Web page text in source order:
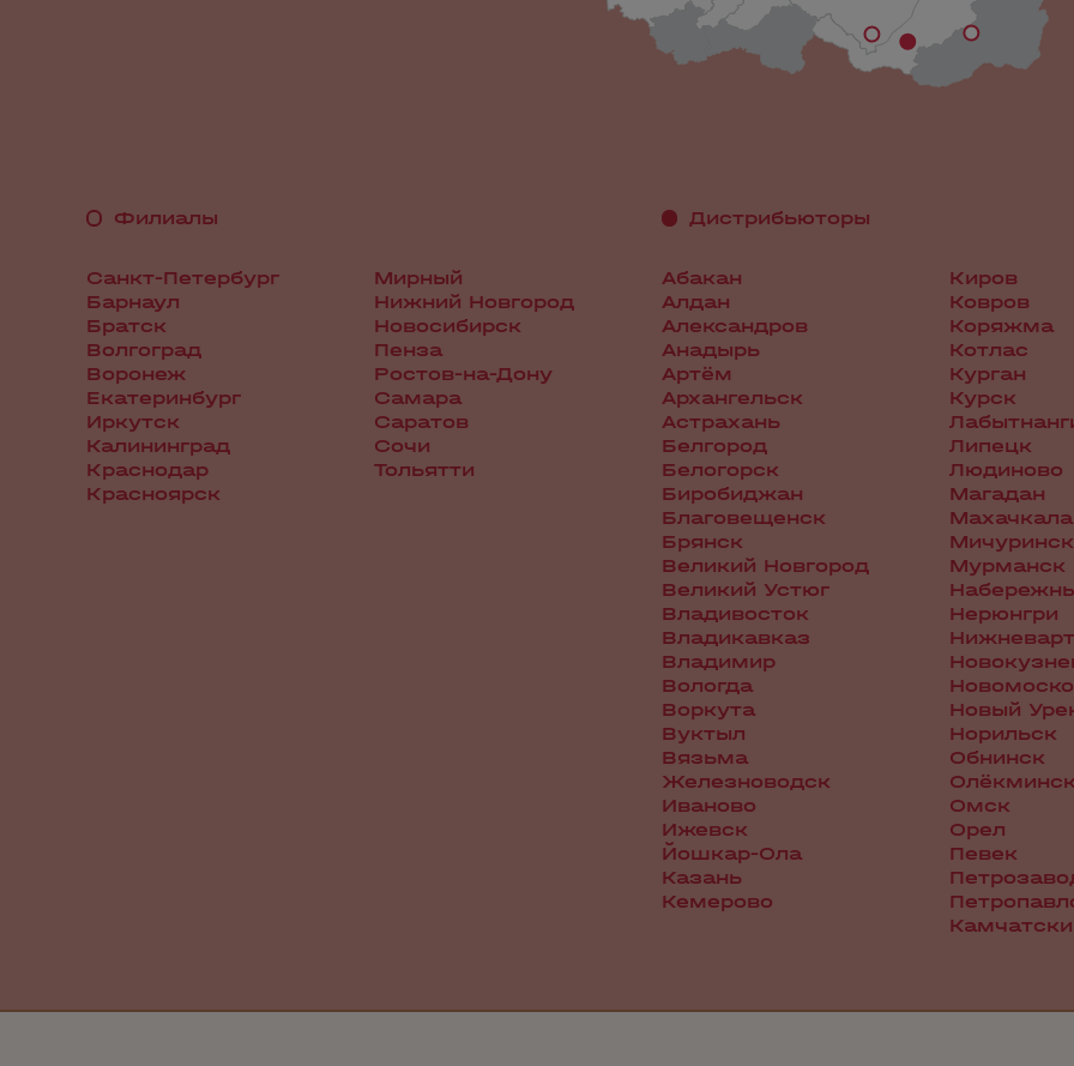
Филиалы
Санкт-Петербург
Барнаул
Братск
Волгоград
Воронеж
Екатеринбург
Иркутск
Калининград
Краснодар
Красноярск
Мирный
Нижний Новгород
Новосибирск
Пенза
Ростов-на-Дону
Самара
Саратов
Сочи
Тольятти
Дистрибьюторы
Абакан
Алдан
Александров
Анадырь
Артём
Архангельск
Астрахань
Белгород
Белогорск
Биробиджан
Благовещенск
Брянск
Великий Новгород
Великий Устюг
Владивосток
Владикавказ
Владимир
Вологда
Воркута
Вуктыл
Вязьма
Железноводск
Иваново
Ижевск
Йошкар-Ола
Казань
Кемерово
Киров
Ковров
Коряжма
Котлас
Курган
Курск
Липецк
Людиново
Магадан
Махачкала
Мичуринск
Мурманск
Нерюнгри
Новый
Норильск
Обнинск
Олёкминск
Омск
Орел
Певек